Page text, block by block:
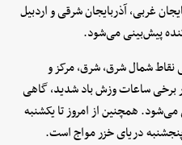
غربی، آذربایجان شرقی و اردبیل
پیش‌بینی می‌شود.
نقاط شمال شرق، شرق، مرکز و
برخی ساعات وزش باد شدید، گاهی
همچنین از امروز تا یکشنبه
دریای خزر مواج است.